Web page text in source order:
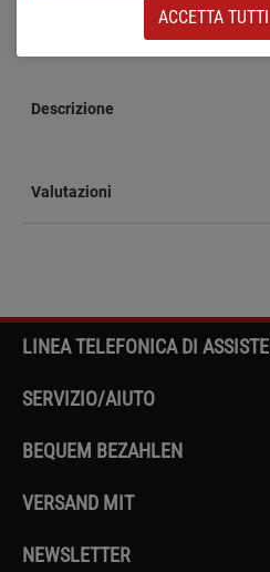
sw-18320
Descrizione
Valutazioni
LINEA TELEFONICA DI
SERVIZIO/AIUTO
BEQUEM BEZAHLEN
VERSAND MIT
NEWSLETTER
ACCETTA